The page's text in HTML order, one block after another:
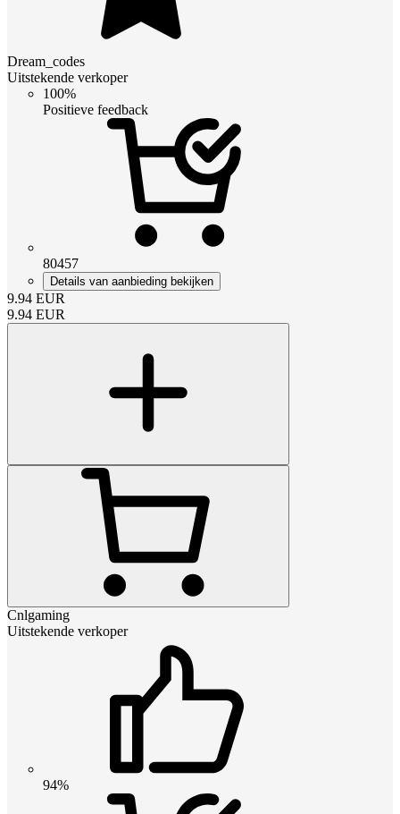
Dream_codes
Uitstekende verkoper
100%
Positieve feedback
80457
Details van aanbieding bekijken
9.94 EUR
9.94 EUR
Cnlgaming
Uitstekende verkoper
94%